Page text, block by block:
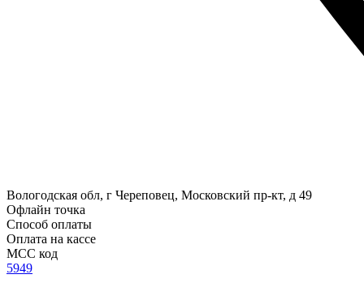
Вологодская обл, г Череповец, Московский пр-кт, д 49
Офлайн точка
Способ оплаты
Оплата на кассе
MCC код
5949